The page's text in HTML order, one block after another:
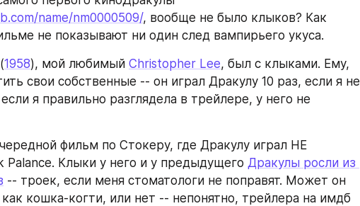
name/nm0000509/, вообще не было клыков? Как
не показывают ни один след вампирьего укуса.
1958), мой любимый Christopher Lee, был с клыками. Ему,
свои собственные -- он играл Дракулу 10 раз, если я не
я правильно разглядела в трейлере, у него не
фильм по Стокеру, где Дракулу играл НЕ
Palance. Клыки у него и у предыдущего Дракулы росли из
-- троек, если меня стоматологи не поправят. Может он
кошка-когти, или нет -- непонятно, трейлера на имдб